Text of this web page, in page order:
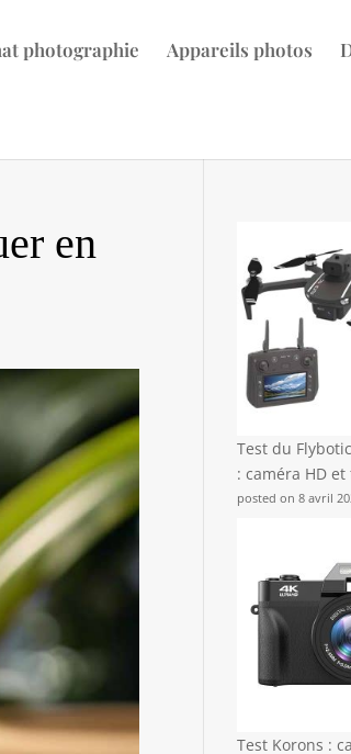
photographie Appareils photos
en
Test du
: caméra HD
posted on 8 avril
Test Korons :